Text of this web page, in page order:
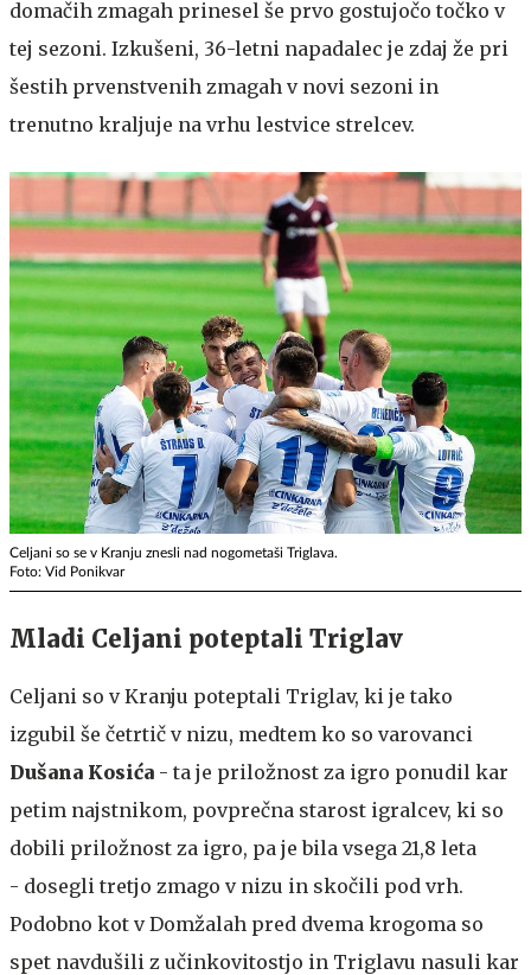
domačih zmagah prinesel še prvo gostujočo točko v
tej sezoni. Izkušeni, 36-letni napadalec je zdaj že pri
šestih prvenstvenih zmagah v novi sezoni in
trenutno kraljuje na vrhu lestvice strelcev.
Celjani so se v Kranju znesli nad nogometaši Triglava.
Foto: Vid Ponikvar
Mladi Celjani poteptali Triglav
Celjani so v Kranju poteptali Triglav, ki je tako
izgubil še četrtič v nizu, medtem ko so varovanci
Dušana Kosića - ta je priložnost za igro ponudil kar
petim najstnikom, povprečna starost igralcev, ki so
dobili priložnost za igro, pa je bila vsega 21,8 leta
- dosegli tretjo zmago v nizu in skočili pod vrh.
Podobno kot v Domžalah pred dvema krogoma so
spet navdušili z učinkovitostjo in Triglavu nasuli kar